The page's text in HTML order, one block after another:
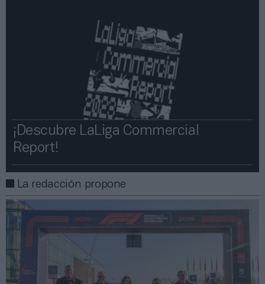
¡Descubre LaLiga Commercial
Report!​​
La redacción propone